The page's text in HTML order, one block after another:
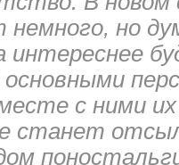
немного, но
интереснее
с ними
станет